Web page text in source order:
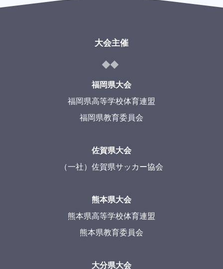
大会主催
福岡県大会
福岡県高等学校体育連盟
福岡県教育委員会
佐賀県大会
（一社）佐賀県サッカー協会
熊本県大会
熊本県高等学校体育連盟
熊本県教育委員会
大分県大会